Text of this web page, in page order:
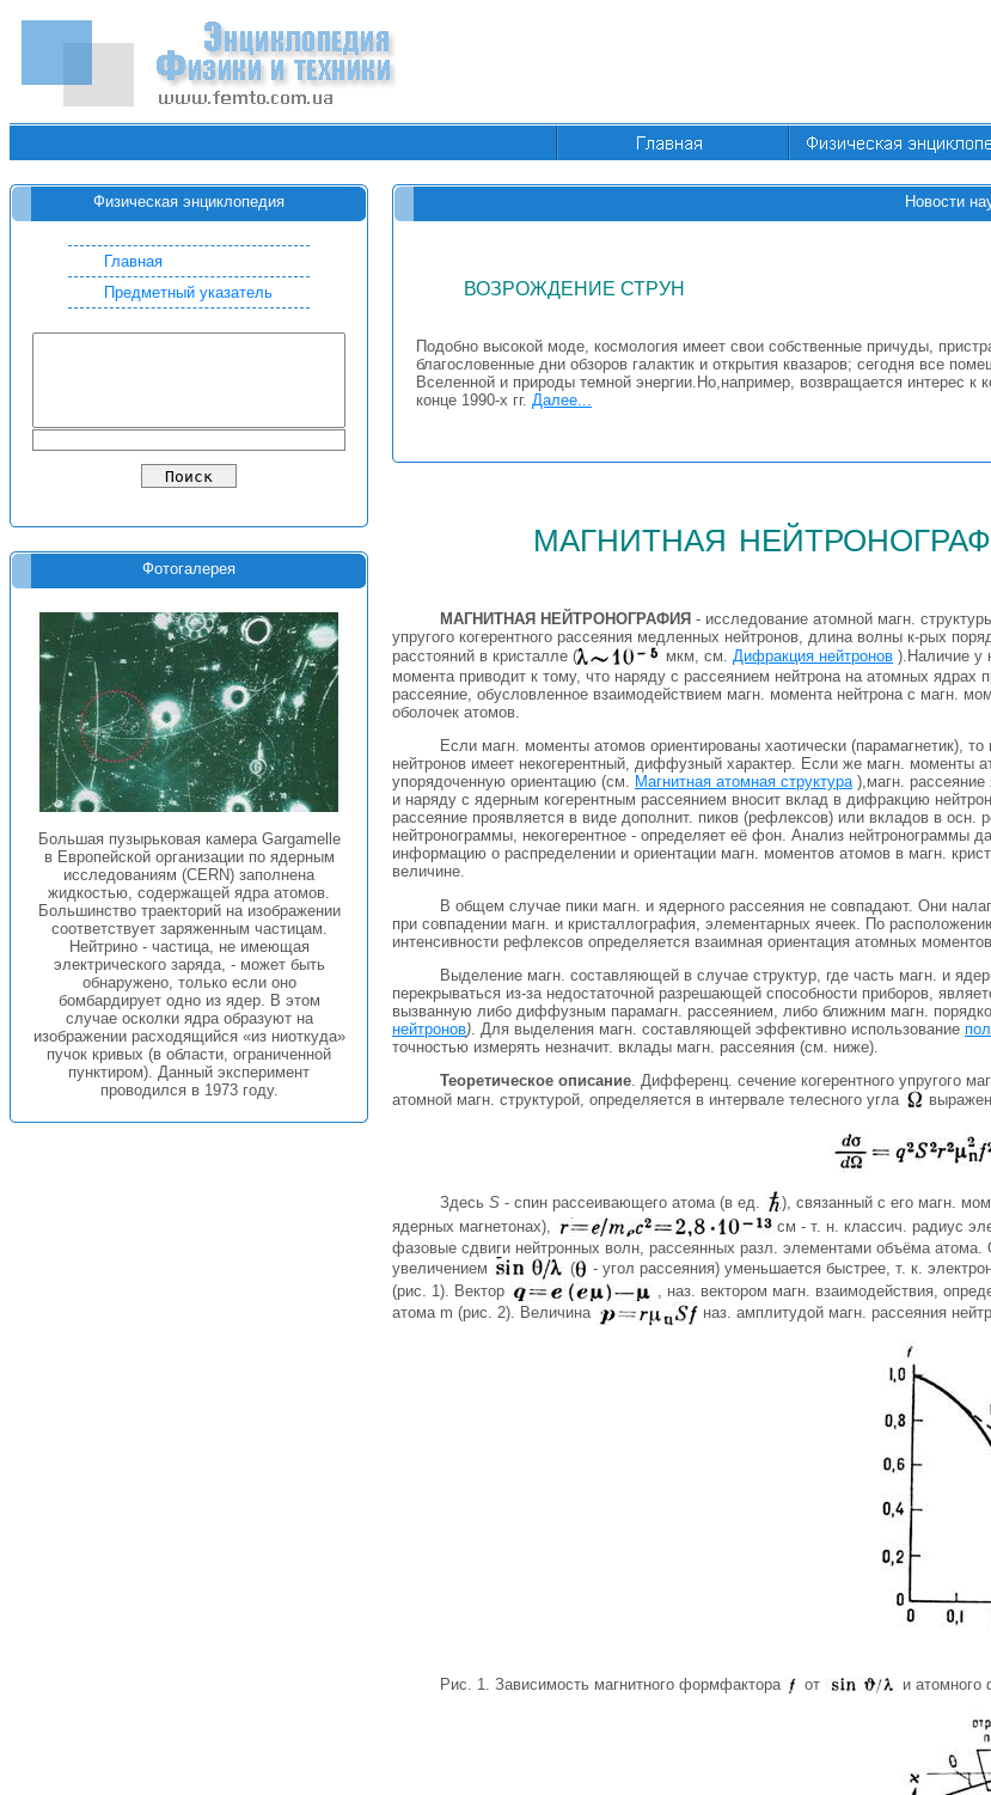
Физическая энциклопедия
Главная
Предметный указатель
Фотогалерея
Большая пузырьковая камера Gargamelle
в Европейской организации по ядерным
исследованиям (CERN) заполнена
жидкостью, содержащей ядра атомов.
Большинство траекторий на изображении
соответствует заряженным частицам.
Нейтрино - частица, не имеющая
электрического заряда, - может быть
обнаружено, только если оно
бомбардирует одно из ядер. В этом
случае осколки ядра образуют на
изображении расходящийся «из ниоткуда»
пучок кривых (в области, ограниченной
пунктиром). Данный эксперимент
проводился в 1973 году.
Новости
ВОЗРОЖДЕНИЕ СТРУН
Подобно высокой моде, космология имеет свои собственные причуды,
благословенные дни обзоров галактик и открытия квазаров; сегодня все
Вселенной и природы темной энергии.Но,например, возвращается интерес к
конце 1990-х гг. Далее...
магнитная
МАГНИТНАЯ НЕЙТРОНОГРАФИЯ - исследование атомной магн.
упругого когерентного рассеяния медленных нейтронов, длина волны к-рых
расстояний в кристалле (
мкм, см. Дифракция нейтронов ).Наличие у
момента приводит к тому, что наряду с рассеянием нейтрона на атомных ядрах
рассеяние, обусловленное взаимодействием магн. момента нейтрона с магн.
оболочек атомов.
Если магн. моменты атомов ориентированы хаотически (парамагнетик), то
нейтронов имеет некогерентный, диффузный характер. Если же магн. моменты
упорядоченную ориентацию (см. Магнитная атомная структура),магн. рассеяние
и наряду с ядерным когерентным рассеянием вносит вклад в дифракцию
рассеяние проявляется в виде дополнит. пиков (рефлексов) или вкладов в осн.
нейтронограммы, некогерентное - определяет её фон. Анализ нейтронограммы
информацию о распределении и ориентации магн. моментов атомов в магн.
величине.
В общем случае пики магн. и ядерного рассеяния не совпадают. Они
при совпадении магн. и кристаллография, элементарных ячеек. По
интенсивности рефлексов определяется взаимная ориентация атомных
Выделение магн. составляющей в случае структур, где часть магн. и
перекрываться из-за недостаточной разрешающей способности приборов,
вызванную либо диффузным парамагн. рассеянием, либо ближним магн.
нейтронов) . Для выделения магн. составляющей эффективно использование
точностью измерять незначит. вклады магн. рассеяния (см. ниже).
Теоретическое описание. Дифференц. сечение когерентного упругого
атомной магн. структурой, определяется в интервале телесного угла
Здесь S - спин рассеивающего атома (в ед. ), связанный с его магн.
ядерных магнетонах),
см - т. н. классич. радиус
фазовые сдвиги нейтронных волн, рассеянных разл. элементами объёма атома.
увеличением
(
- угол рассеяния) уменьшается быстрее, т. к.
(рис. 1). Вектор
, наз. вектором магн. взаимодействия,
атома m (рис. 2). Величина
наз. амплитудой магн. рассеяния
Рис. 1. Зависимость магнитного формфактора от и атомного